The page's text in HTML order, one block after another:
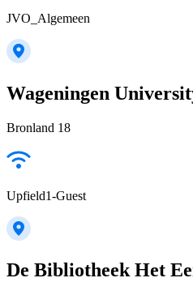
JVO_Algemeen
Wageningen
Bronland 18
Upfield1-Guest
De Bibliotheek Het